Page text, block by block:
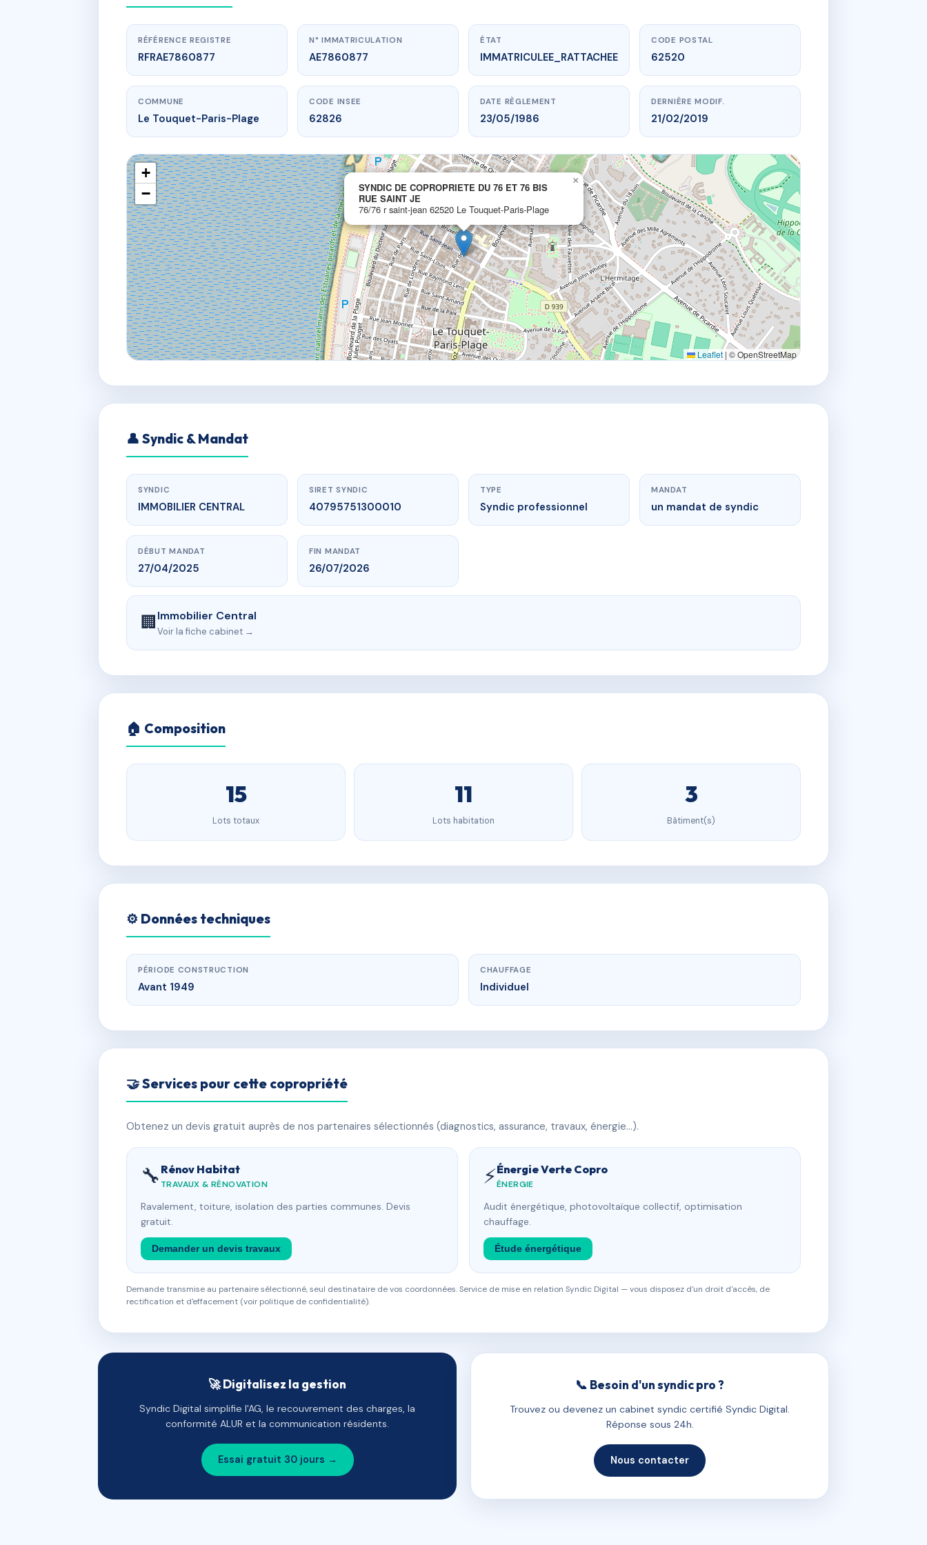
www.vme.plus/AE7860877
SYNDIC DE COPROPRIETE DU 76 ET 76 BIS RUE SAINT JE
76/76 r saint-jean62520 Le Touquet-Paris-Plage
RÉFÉRENCE REGISTRE
RFRAE7860877
N° IMMATRICULATION
AE7860877
ÉTAT
IMMATRICULEE_RATTACHEE
CODE POSTAL
62520
COMMUNE
Le Touquet-Paris-Plage
CODE INSEE
62826
DATE RÈGLEMENT
23/05/1986
DERNIÈRE MODIF.
21/02/2019
SYNDIC DE COPROPRIETE DU 76 ET 76 BIS
RUE SAINT JE
76/76 r saint-jean 62520 Le Touquet-Paris-Plage
×
+
−
Leaflet | © OpenStreetMap
👤 Syndic & Mandat
SYNDIC
IMMOBILIER CENTRAL
SIRET SYNDIC
40795751300010
TYPE
Syndic professionnel
MANDAT
un mandat de syndic
DÉBUT MANDAT
27/04/2025
FIN MANDAT
26/07/2026
🏢Immobilier Central
Voir la fiche cabinet →
🏠 Composition
15
Lots totaux
11
Lots habitation
3
Bâtiment(s)
⚙️ Données techniques
PÉRIODE CONSTRUCTION
Avant 1949
CHAUFFAGE
Individuel
🤝 Services pour cette copropriété
Obtenez un devis gratuit auprès de nos partenaires sélectionnés (diagnostics, assurance, travaux, énergie…).
🔧 Rénov Habitat
TRAVAUX & RÉNOVATION
Ravalement, toiture, isolation des parties communes. Devis
gratuit.
Demander un devis travaux
⚡Énergie Verte Copro
ÉNERGIE
Audit énergétique, photovoltaïque collectif, optimisation
chauffage.
Étude énergétique
Demande transmise au partenaire sélectionné, seul destinataire de vos coordonnées. Service de mise en relation Syndic Digital — vous disposez d'un droit d'accès, de
rectification et d'effacement (voir politique de confidentialité).
🚀 Digitalisez la gestion
Syndic Digital simplifie l'AG, le recouvrement des charges, la
conformité ALUR et la communication résidents.
Essai gratuit 30 jours →
📞 Besoin d'un syndic pro ?
Trouvez ou devenez un cabinet syndic certifié Syndic Digital.
Réponse sous 24h.
Nous contacter